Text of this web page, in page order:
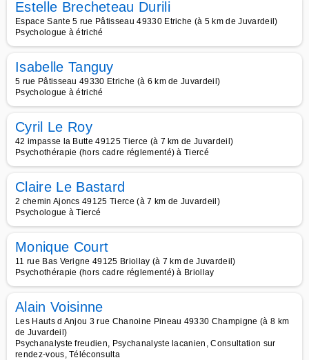
Estelle Brecheteau Durili
Espace Sante 5 rue Pâtisseau 49330 Etriche (à 5 km de Juvardeil)
Psychologue à étriché
Isabelle Tanguy
5 rue Pâtisseau 49330 Etriche (à 6 km de Juvardeil)
Psychologue à étriché
Cyril Le Roy
42 impasse la Butte 49125 Tierce (à 7 km de Juvardeil)
Psychothérapie (hors cadre réglementé) à Tiercé
Claire Le Bastard
2 chemin Ajoncs 49125 Tierce (à 7 km de Juvardeil)
Psychologue à Tiercé
Monique Court
11 rue Bas Verigne 49125 Briollay (à 7 km de Juvardeil)
Psychothérapie (hors cadre réglementé) à Briollay
Alain Voisinne
Les Hauts d Anjou 3 rue Chanoine Pineau 49330 Champigne (à 8 km
de Juvardeil)
Psychanalyste freudien, Psychanalyste lacanien, Consultation sur
rendez-vous, Téléconsulta